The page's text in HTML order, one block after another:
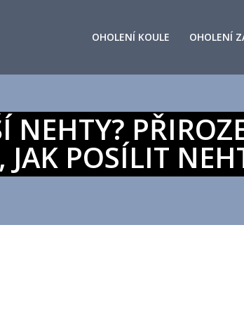
OHOLENÍ KOULE OHOLENÍ
NEHTY?
JAK POSÍLIT